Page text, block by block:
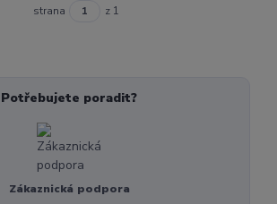
strana z 1
Potřebujete poradit?
Zákaznická podpora